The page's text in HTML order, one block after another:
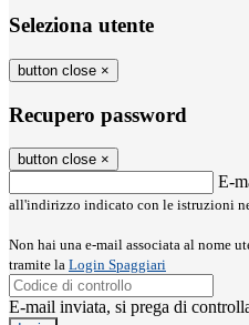
Seleziona utente
button close ×
Recupero password
button close ×
E-
all'indirizzo indicato con le istruzioni
Non hai una e-mail associata al nome
tramite la Login Spaggiari
E-mail inviata, si prega di